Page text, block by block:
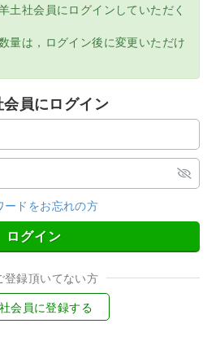
土社会員にログインしていただく
量は，ログイン後に変更いただけ
員にログイン
ードをお忘れの方
ログイン
登録頂いてない方
会員に登録する